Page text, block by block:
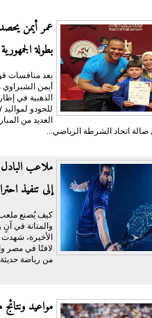
عمر أيمن يحصد
بطولة الجمهورية
بعد منافسات
أيمن
الذهبية في
العديد من
صالة اتحاد الشرطة الرياضي...
ملاعب
إلى تنفيذ
كيف يُصنع ملعب
والمتانة في
الأخيرة، شهدت
لافتًا في مصر
من رياضة
مواعيد